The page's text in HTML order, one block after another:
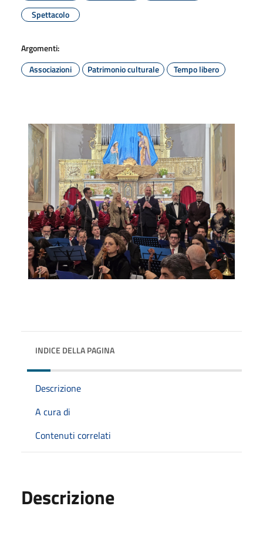
Spettacolo
Argomenti:
Associazioni
Patrimonio culturale Tempo libero
INDICE DELLA PAGINA
Descrizione
A cura di
Contenuti correlati
Descrizione